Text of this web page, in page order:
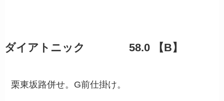
ダイアトニック 58.0 【B】
栗東坂路併せ。G前仕掛け。